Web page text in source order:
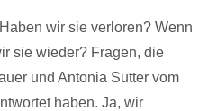
wir sie verloren? Wenn
sie wieder? Fragen, die
und Antonia Sutter vom
haben. Ja, wir